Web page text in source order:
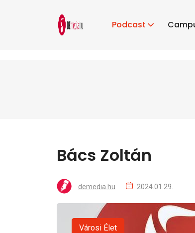
Podcast
Bács Zoltán
demedia.hu 2024.01.29.
Városi Élet